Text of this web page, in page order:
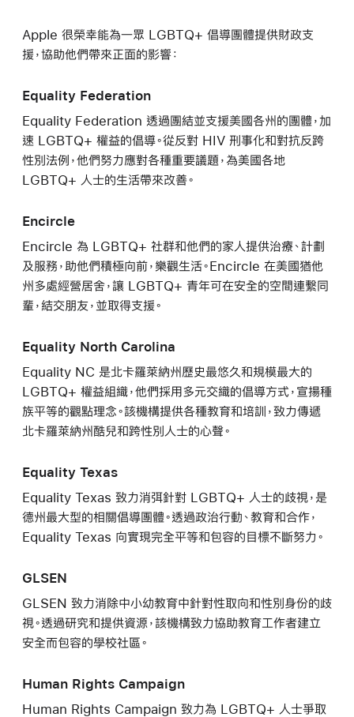
Apple 很榮幸能為一眾 LGBTQ+ 倡導團體提供財政支
援，協助他們帶來正面的影響：
Equality Federation
Equality Federation 透過團結並支援美國各州的團體，加
速 LGBTQ+ 權益的倡導。從反對 HIV 刑事化和對抗反跨
性別法例，他們努力應對各種重要議題，為美國各地
LGBTQ+ 人士的生活帶來改善。
Encircle
Encircle 為 LGBTQ+ 社群和他們的家人提供治療、計劃
及服務，助他們積極向前，樂觀生活。Encircle 在美國猶他
州多處經營居舍，讓 LGBTQ+ 青年可在安全的空間連繫同
輩，結交朋友，並取得支援。
Equality North Carolina
Equality NC 是北卡羅萊納州歷史最悠久和規模最大的
LGBTQ+ 權益組織，他們採用多元交織的倡導方式，宣揚種
族平等的觀點理念。該機構提供各種教育和培訓，致力傳遞
北卡羅萊納州酷兒和跨性別人士的心聲。
Equality Texas
Equality Texas 致力消弭針對 LGBTQ+ 人士的歧視，是
德州最大型的相關倡導團體。透過政治行動、教育和合作，
Equality Texas 向實現完全平等和包容的目標不斷努力。
GLSEN
GLSEN 致力消除中小幼教育中針對性取向和性別身份的歧
視。透過研究和提供資源，該機構致力協助教育工作者建立
安全而包容的學校社區。
Human Rights Campaign
Human Rights Campaign 致力為 LGBTQ+ 人士爭取